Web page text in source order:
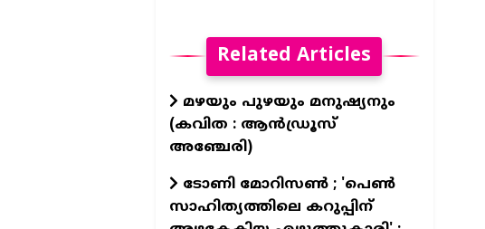
Related Articles
മഴയും പുഴയും മനുഷ്യനും
(കവിത : ആൻഡ്രൂസ്
അഞ്ചേരി)
ടോണി മോറിസൺ ; 'പെൺ
സാഹിത്യത്തിലെ കറുപ്പിന്